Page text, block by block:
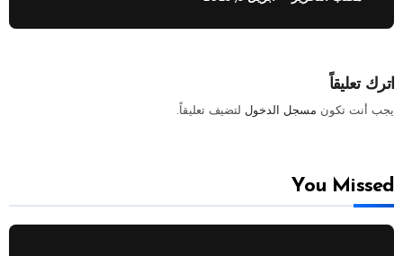
اترك تعليقاً
يجب أنت تكون مسجل الدخول لتضيف تعليقاً.
You Missed